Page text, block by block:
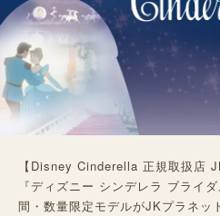
【Disney Cinderella 正規取扱店
『ディズニー シンデレラ ブライ
間・数量限定モデルがJKプラネッ